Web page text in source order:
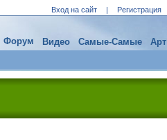
Вход на сайт | Регистрация
Форум Видео Самые-Самые Арт